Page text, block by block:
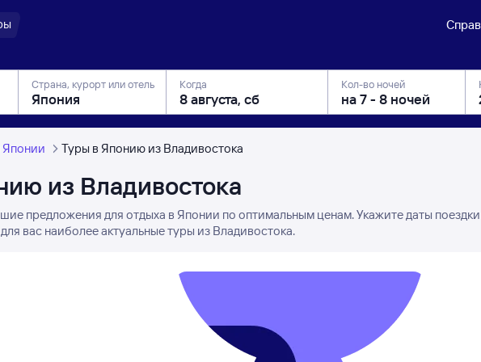
Страна, курорт или отель Когда Кол-во ночей
Японии Туры в Японию из Владивостока
из Владивостока
предложения для отдыха в Японии по оптимальным ценам. Укажите даты
вас наиболее актуальные туры из Владивостока.